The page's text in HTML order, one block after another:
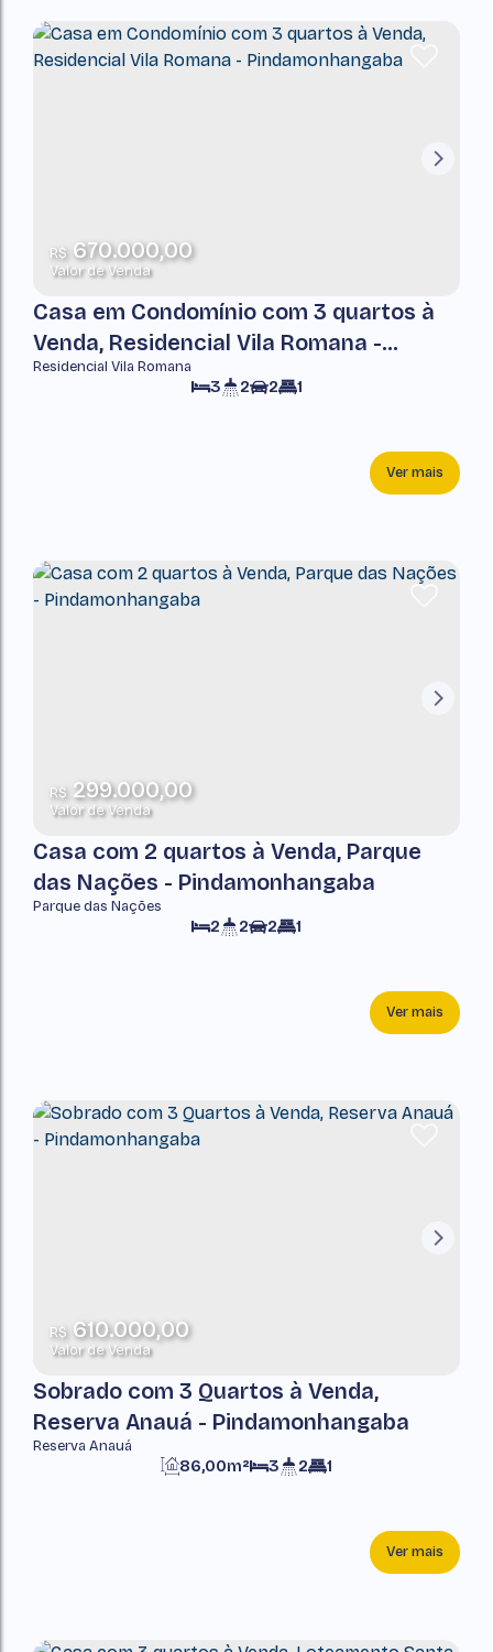
R$670.000,00
Valor de Venda
Casa em Condomínio com 3 quartos à
Venda, Residencial Vila Romana -
Pindamonhangaba
Residencial Vila Romana
3 2 1
2
Ver mais
R$299.000,00
Valor de Venda
Casa com 2 quartos à Venda, Parque
das Nações - Pindamonhangaba
Parque das Nações
2 2 1
2
Ver mais
R$610.000,00
Valor de Venda
Sobrado com 3 Quartos à Venda,
Reserva Anauá - Pindamonhangaba
Reserva Anauá
3 2 1
86,00m²
Ver mais